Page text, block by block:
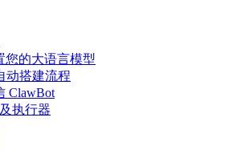
您的大语言模型
动搭建流程
ClawBot
执行器